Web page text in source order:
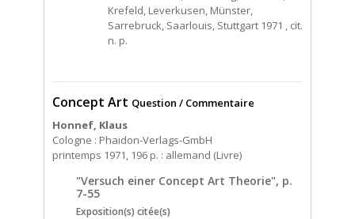
Krefeld, Leverkusen, Münster,
Sarrebruck, Saarlouis, Stuttgart 1971 , cit.
n. p.
Concept Art Question / Commentaire
Honnef, Klaus
Cologne : Phaidon-Verlags-GmbH
printemps 1971, 196 p. : allemand (Livre)
"Versuch einer Concept Art Theorie", p.
7-55
Exposition(s) citée(s)